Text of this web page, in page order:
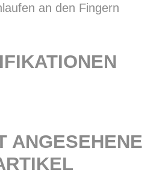
an den Fingern
ANGESEHENE